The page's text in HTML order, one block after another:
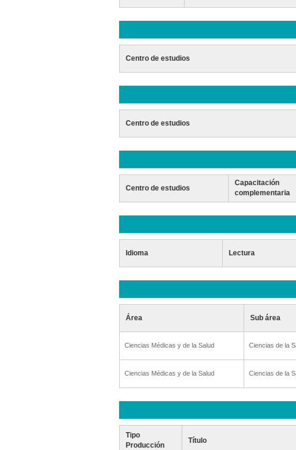
Centro de estudios
Centro de estudios
Centro de estudios
Capacitación
complementaria
Idioma Lectura
Área Sub área
Ciencias Médicas y de la Salud Ciencias de la
Ciencias Médicas y de la Salud Ciencias de la
Tipo
Producción
Título